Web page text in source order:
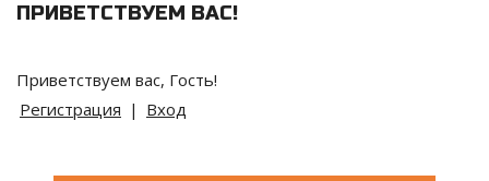
ПРИВЕТСТВУЕМ ВАС!
Приветствуем вас, Гость!
Регистрация | Вход